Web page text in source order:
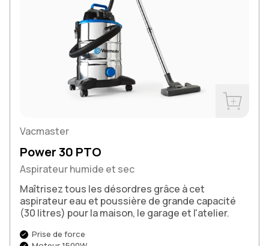
Vacmaster
Power 30 PTO
Aspirateur humide et sec
Maîtrisez tous les désordres grâce à cet
aspirateur eau et poussière de grande capacité
(30 litres) pour la maison, le garage et l'atelier.
Prise de force